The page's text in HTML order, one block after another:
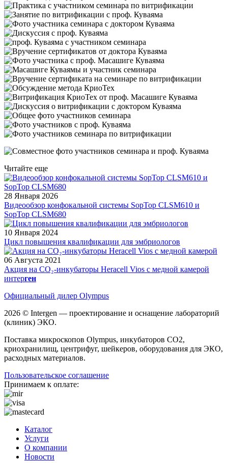
Читайте еще
28 Января 2026
Видеообзор конфокальной системы SopTop СLSM610 и
SopTop СLSM680
10 Января 2024
Цикл повышения квалификации для эмбриологов
06 Августа 2021
Акция на CO₂-инкубаторы Heracell Vios с медной камерой
интерген
Официальный дилер Olympus
2026 © Intergen — проектирование и оснащение лабораторий
(клиник) ЭКО.
Поставка микроскопов Olympus, инкубаторов CO2,
криохранилищ, центрифуг, шейкеров, оборудования для ЭКО,
расходных материалов.
Пользовательское соглашение
Принимаем к оплате:
Каталог
Услуги
О компании
Новости